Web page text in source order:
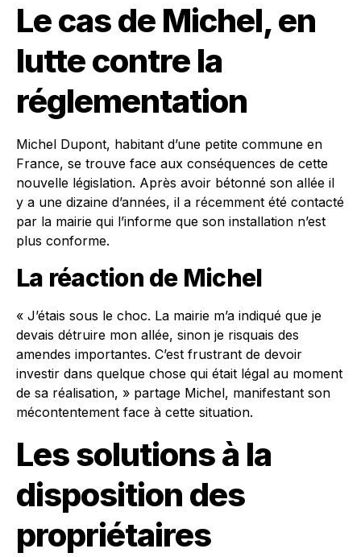
Le cas de Michel, en
lutte contre la
réglementation
Michel Dupont, habitant d’une petite commune en
France, se trouve face aux conséquences de cette
nouvelle législation. Après avoir bétonné son allée il
y a une dizaine d’années, il a récemment été contacté
par la mairie qui l’informe que son installation n’est
plus conforme.
La réaction de Michel
« J’étais sous le choc. La mairie m’a indiqué que je
devais détruire mon allée, sinon je risquais des
amendes importantes. C’est frustrant de devoir
investir dans quelque chose qui était légal au moment
de sa réalisation, » partage Michel, manifestant son
mécontentement face à cette situation.
Les solutions à la
disposition des
propriétaires